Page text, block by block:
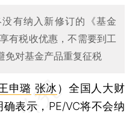
有纳入新修订的《基金
有税收优惠，不需要到工
免对基金产品重复征税
申璐 张冰 ） 全国人大财
表示，PE/VC将不会纳